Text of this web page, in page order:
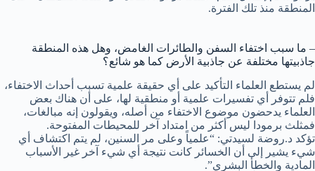
المنطقة منذ تلك الفترة.
– ما سبب اختفاء السفن والطائرات الغامض، وهل هذه المنطقة
جاذبيتها مختلفة عن جاذبية الأرض كما هو شائع؟
لم يستطع العلماء التأكيد على أي حقيقة علمية تسبب أحداث الاختفاء،
فلم تتوفر أي تفسيرات علمية أو منطقية لها، على أن هناك بعض
العلماء يدحضون موضوع الاختفاء من أصله، ويقولون إنه مبالغات،
فمثلث برمودا ليس أكثر من امتداد آخر للمحيطات المفتوحة.
تؤكد د.روضة لسيدتي: “علمياً وعلى مر السنين، لم يتم اكتشاف أي
شيء يشير إلى أن الخسائر كانت نتيجة أي شيء آخر غير الأسباب
المادية والخطأ البشري”.